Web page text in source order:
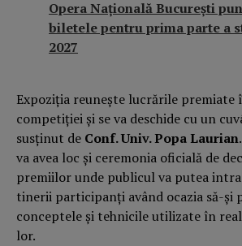
Opera Națională București
biletele pentru prima parte a
2027
Expoziția reunește lucrările premiate
competiției și se va deschide cu un
susținut de Conf. Univ. Popa Laurian
va avea loc și ceremonia oficială de
premiilor unde publicul va putea
tinerii participanți având ocazia să-și
conceptele și tehnicile utilizate în
lor.